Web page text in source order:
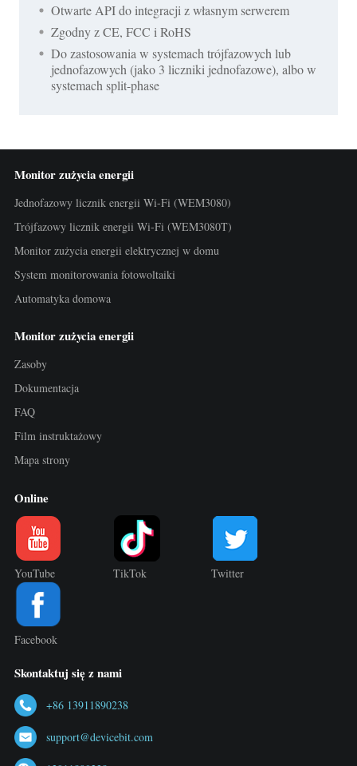
Otwarte API do integracji z własnym serwerem
Zgodny z CE, FCC i RoHS
Do zastosowania w systemach trójfazowych lub
jednofazowych (jako 3 liczniki jednofazowe), albo w
systemach split-phase
Monitor zużycia energii
Jednofazowy licznik energii Wi-Fi (WEM3080)
Trójfazowy licznik energii Wi-Fi (WEM3080T)
Monitor zużycia energii elektrycznej w domu
System monitorowania fotowoltaiki
Automatyka domowa
Monitor zużycia energii
Zasoby
Dokumentacja
FAQ
Film instruktażowy
Mapa strony
Online
YouTube TikTok Twitter
Facebook
Skontaktuj się z nami
+86 13911890238
support@devicebit.com